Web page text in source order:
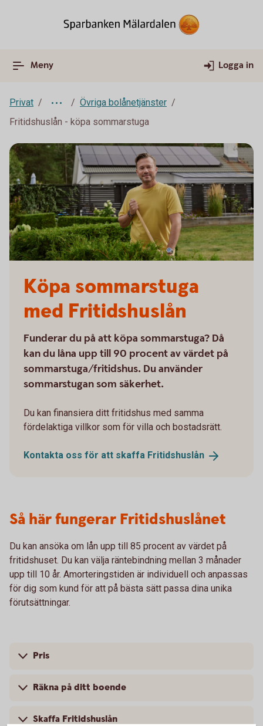
Meny Logga in
Privat
Övriga bolånetjänster
Fritidshuslån - köpa sommarstuga
Köpa sommarstuga
med Fritidshuslån
Funderar du på att köpa sommarstuga? Då
kan du låna upp till 90 procent av värdet på
sommarstuga/fritidshus. Du använder
sommarstugan som säkerhet.
Du kan finansiera ditt fritidshus med samma
fördelaktiga villkor som för villa och bostadsrätt.
Kontakta oss för att skaffa Fritidshuslån
Så här fungerar Fritidshuslånet
Du kan ansöka om lån upp till 85 procent av värdet på
fritidshuset. Du kan välja räntebindning mellan 3 månader
upp till 10 år. Amorteringstiden är individuell och anpassas
för dig som kund för att på bästa sätt passa dina unika
förutsättningar.
Pris
Räkna på ditt boende
Skaffa Fritidshuslån